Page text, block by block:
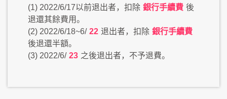
(1) 2022/6/17以前退出者，扣除 銀行手續費 後
退還其餘費用。
(2) 2022/6/18~6/ 22 退出者，扣除 銀行手續費
後退還半額。
(3) 2022/6/ 23 之後退出者，不予退費。